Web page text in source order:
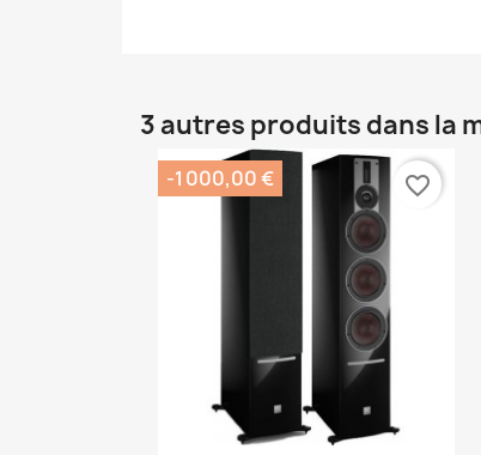
3 autres produits dans la
-1 000,00 € favorite_border